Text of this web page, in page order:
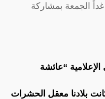
الجمعة بمشاركة
“عائشة
بلادنا معقل الحشرات